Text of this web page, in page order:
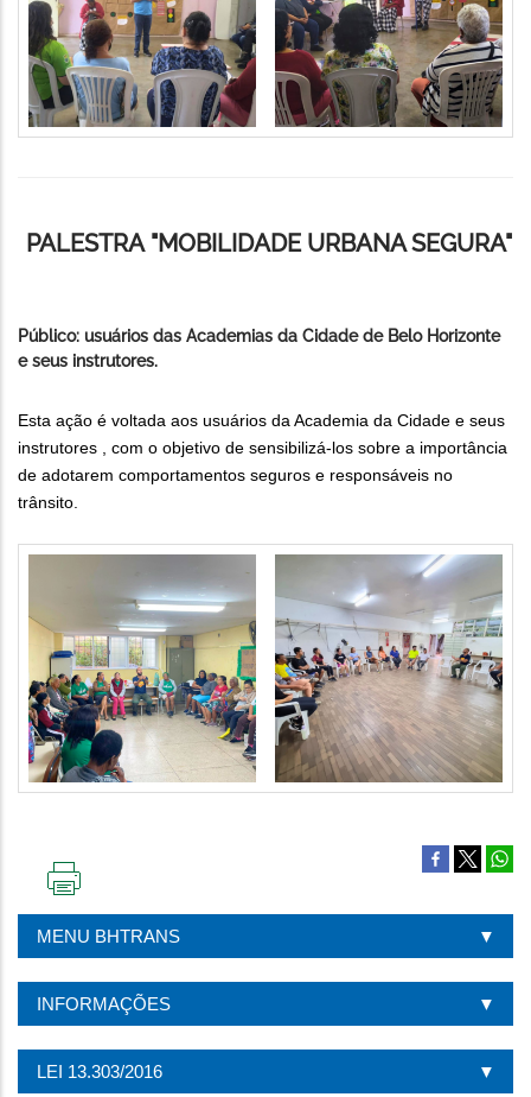
PALESTRA "MOBILIDADE URBANA SEGURA"
Público: usuários das Academias da Cidade de Belo Horizonte
e seus instrutores.
Esta ação é voltada aos usuários da Academia da Cidade e seus
instrutores , com o objetivo de sensibilizá-los sobre a importância
de adotarem comportamentos seguros e responsáveis no
trânsito.
PÁGINA
MENU BHTRANS
INFORMAÇÕES
LEI 13.303/2016